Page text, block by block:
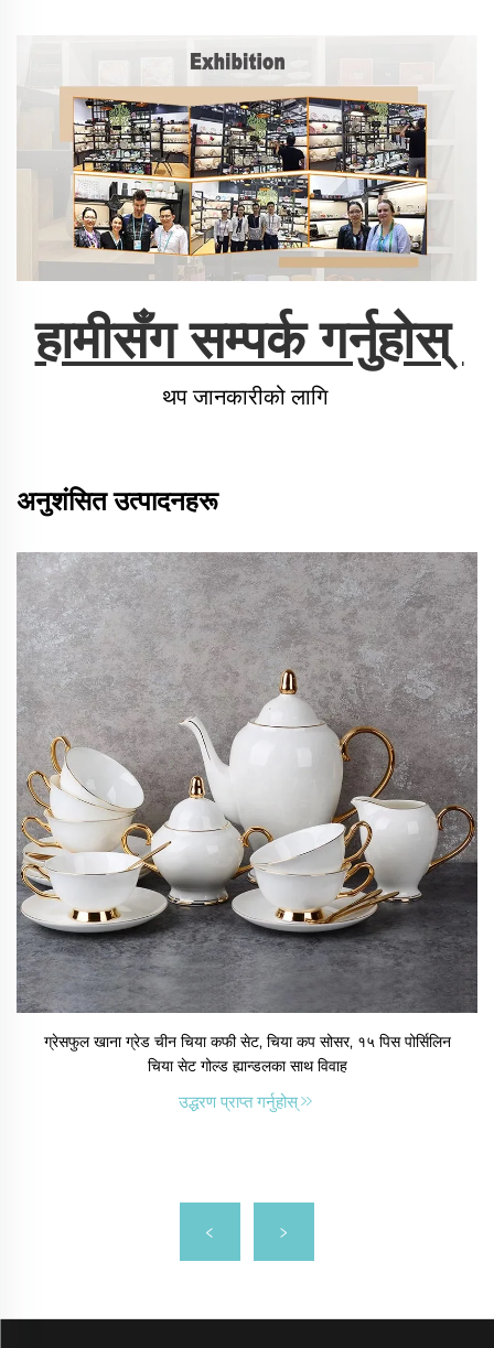
हामीसँग सम्पर्क गर्नुहोस्
थप जानकारीको लागि
अनुशंसित उत्पादनहरू
ग्रेसफुल खाना ग्रेड चीन चिया कफी सेट, चिया कप सोसर, १५ पिस पोर्सिलिन
चिया सेट गोल्ड ह्यान्डलका साथ विवाह
उद्धरण प्राप्त गर्नुहोस्